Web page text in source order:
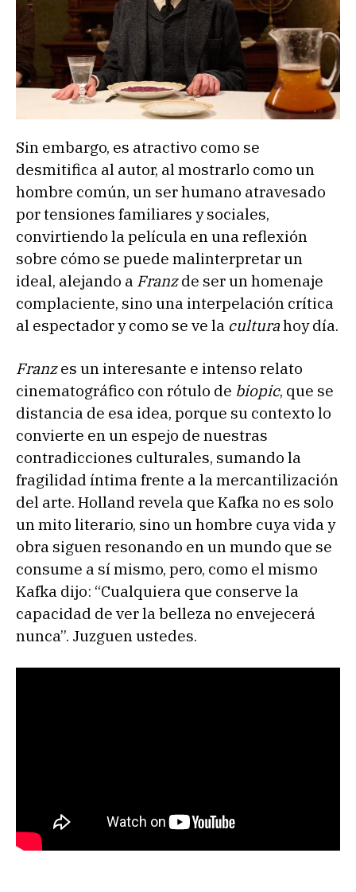
Sin embargo, es atractivo como se
desmitifica al autor, al mostrarlo como un
hombre común, un ser humano atravesado
por tensiones familiares y sociales,
convirtiendo la película en una reflexión
sobre cómo se puede malinterpretar un
ideal, alejando a Franzde ser un homenaje
complaciente, sino una interpelación crítica
al espectador y como se ve la culturahoy día.
Franzes un interesante e intenso relato
cinematográfico con rótulo de biopic, que se
distancia de esa idea, porque su contexto lo
convierte en un espejo de nuestras
contradicciones culturales, sumando la
fragilidad íntima frente a la mercantilización
del arte. Holland revela que Kafka no es solo
un mito literario, sino un hombre cuya vida y
obra siguen resonando en un mundo que se
consume a sí mismo, pero, como el mismo
Kafka dijo: “Cualquiera que conserve la
capacidad de ver la belleza no envejecerá
nunca”. Juzguen ustedes.